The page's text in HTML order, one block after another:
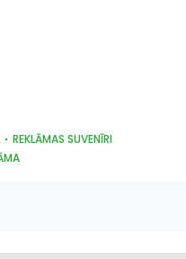
REKLĀMAS SUVENĪRI